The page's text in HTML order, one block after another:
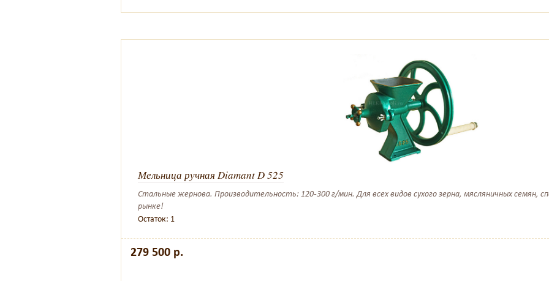
Мельница ручная Diamant D 525
Стальные жернова. Производительность: 120-300 г/мин. Для всех видов сухого зерна, мясляничных семян,
рынке!
Остаток: 1
279 500 р.